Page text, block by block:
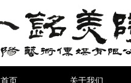
首页 关于我们